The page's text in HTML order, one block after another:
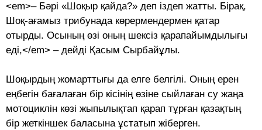
<em>– Бәрі «Шоқыр қайда?» деп іздеп жатты. Бірақ,
Шоқ-ағамыз трибунада көрермендермен қатар
отырды. Осының өзі оның шексіз қарапайымдылығы
еді,</em> – дейді Қасым Сырбайұлы.
Шоқырдың жомарттығы да елге белгілі. Оның ерен
еңбегін бағалаған бір кісінің өзіне сыйлаған су жаңа
мотоциклін көзі жыпылықтап қарап тұрған қазақтың
бір жеткіншек баласына ұстатып жіберген.